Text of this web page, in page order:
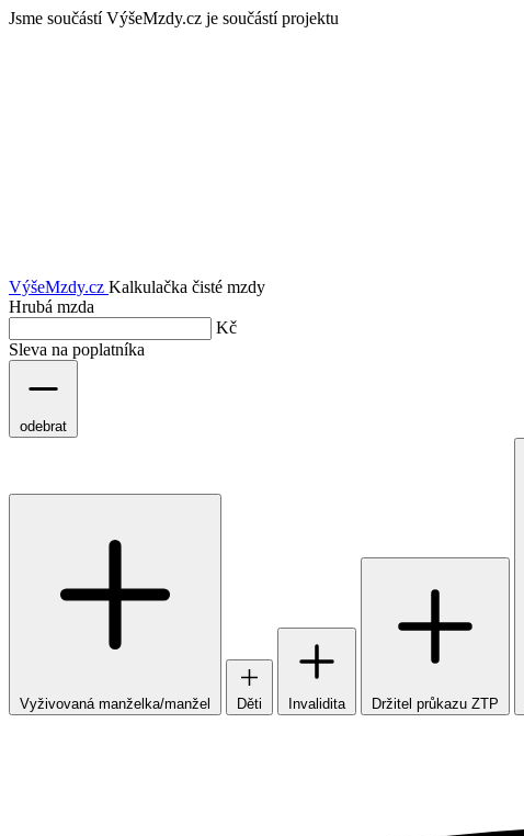
Jsme součástí VýšeMzdy.cz je součástí projektu
VýšeMzdy.cz Kalkulačka čisté mzdy
Hrubá mzda
Kč
Sleva na poplatníka
odebrat
Vyživovaná manželka/manžel Děti Invalidita Držitel průkazu ZTP